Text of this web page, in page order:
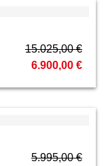
15.025,00 €
6.900,00 €
5.995,00 €